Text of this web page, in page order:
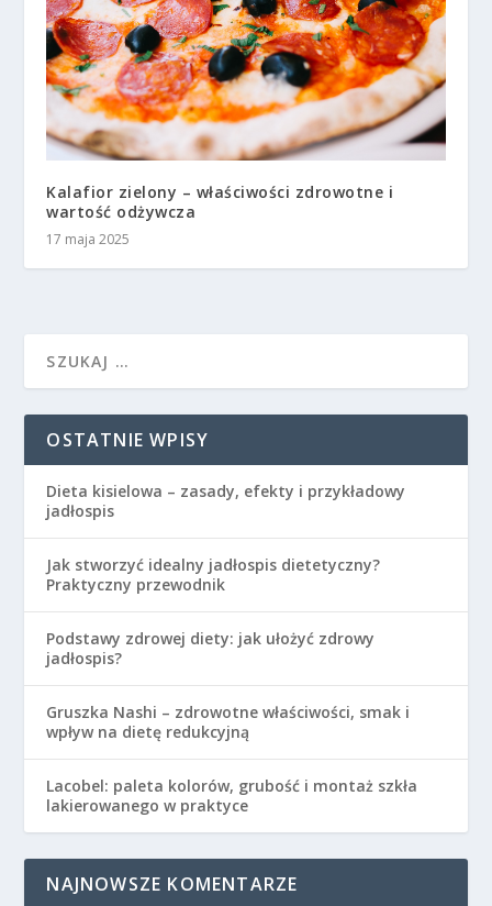
Kalafior zielony – właściwości zdrowotne i
wartość odżywcza
17 maja 2025
OSTATNIE WPISY
Dieta kisielowa – zasady, efekty i przykładowy
jadłospis
Jak stworzyć idealny jadłospis dietetyczny?
Praktyczny przewodnik
Podstawy zdrowej diety: jak ułożyć zdrowy
jadłospis?
Gruszka Nashi – zdrowotne właściwości, smak i
wpływ na dietę redukcyjną
Lacobel: paleta kolorów, grubość i montaż szkła
lakierowanego w praktyce
NAJNOWSZE KOMENTARZE